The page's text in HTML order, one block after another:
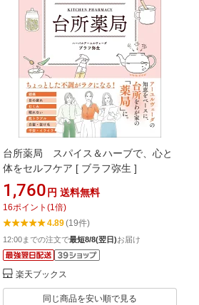
台所薬局 スパイス＆ハーブで、心と
体をセルフケア [ ブラフ弥生 ]
1,760 円 送料無料
16ポイント (1倍)
4.89(19件)
12:00までの注文で最短8/8(翌日)お届け
楽天ブックス
同じ商品を安い順で見る